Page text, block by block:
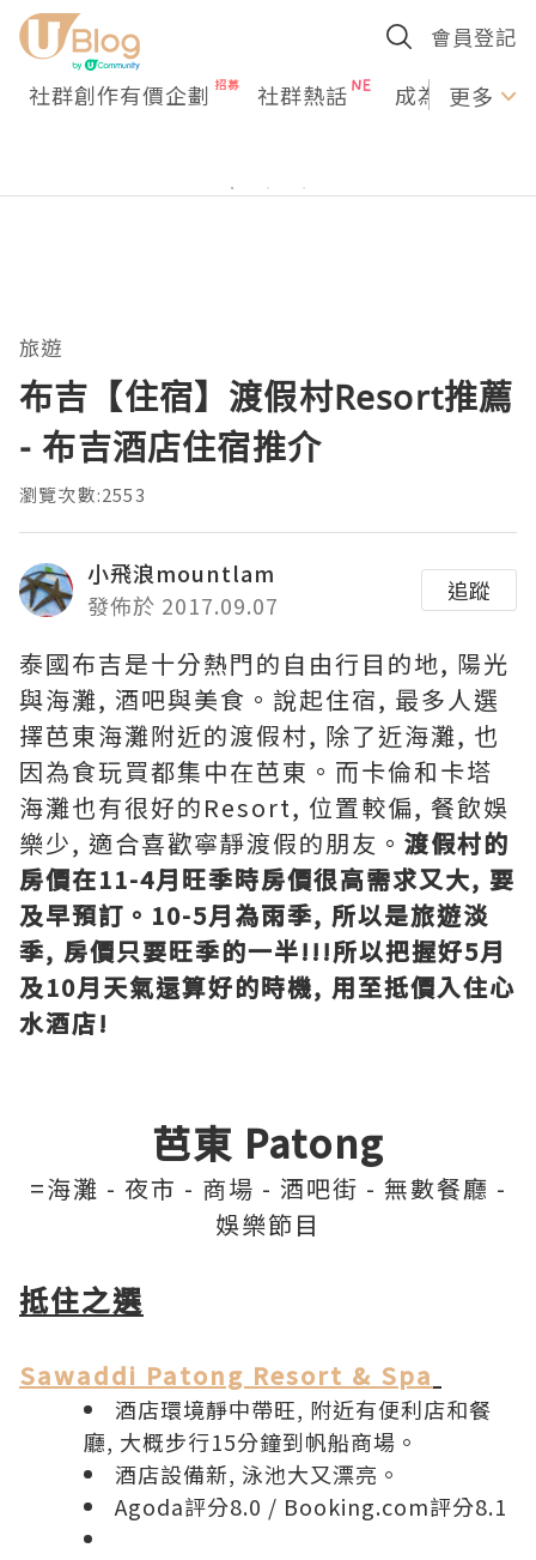
會員登記
社群創作有價企劃 社群熱話 成為U更多
旅遊
布吉【住宿】渡假村Resort推薦
- 布吉酒店住宿推介
瀏覽次數:2553
小飛浪mountlam
發佈於 2017.09.07
追蹤
泰國布吉是十分熱門的自由行目的地, 陽光
與海灘, 酒吧與美食。說起住宿, 最多人選
擇芭東海灘附近的渡假村, 除了近海灘, 也
因為食玩買都集中在芭東。而卡倫和卡塔
海灘也有很好的Resort, 位置較偏, 餐飲娛
樂少, 適合喜歡寧靜渡假的朋友。 渡假村的
房價在11-4月旺季時房價很高需求又大, 要
及早預訂。10-5月為雨季, 所以是旅遊淡
季, 房價只要旺季的一半!!!所以把握好5月
及10月天氣還算好的時機, 用至抵價入住心
水酒店!
芭東 Patong
=海灘 - 夜市 - 商場 - 酒吧街 - 無數餐廳 -
娛樂節目
抵住之選
Sawaddi Patong Resort & Spa
酒店環境靜中帶旺, 附近有便利店和餐
廳, 大概步行15分鐘到帆船商場。
酒店設備新, 泳池大又漂亮。
Agoda評分8.0 / Booking.com評分8.1